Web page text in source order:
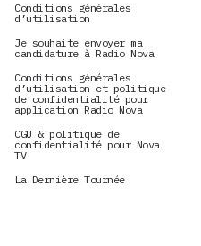
Conditions générales
d’utilisation
Je souhaite envoyer ma
candidature à Radio Nova
Conditions générales
d’utilisation et politique
de confidentialité pour
application Radio Nova
CGU & politique de
confidentialité pour Nova
TV
La Dernière Tournée